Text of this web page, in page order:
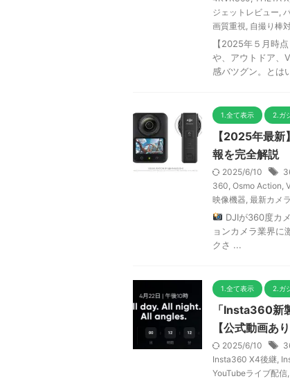
ジェットレビュー,
画質重視, 自撮り棒
【2025年５月時
や、アウトドア、
感バツグン。とは
1.全て表示 2.ガ
【2025年最
報を完全解説
2025/6/10
360, Osmo Action,
映像機器, 最新カメ
DJIが360度カ
ョンカメラ業界に
クさ ...
1.全て表示 2.ガ
「Insta360新
【公式動画あり
2025/6/10
Insta360 X4後継,
YouTubeライブ配信,